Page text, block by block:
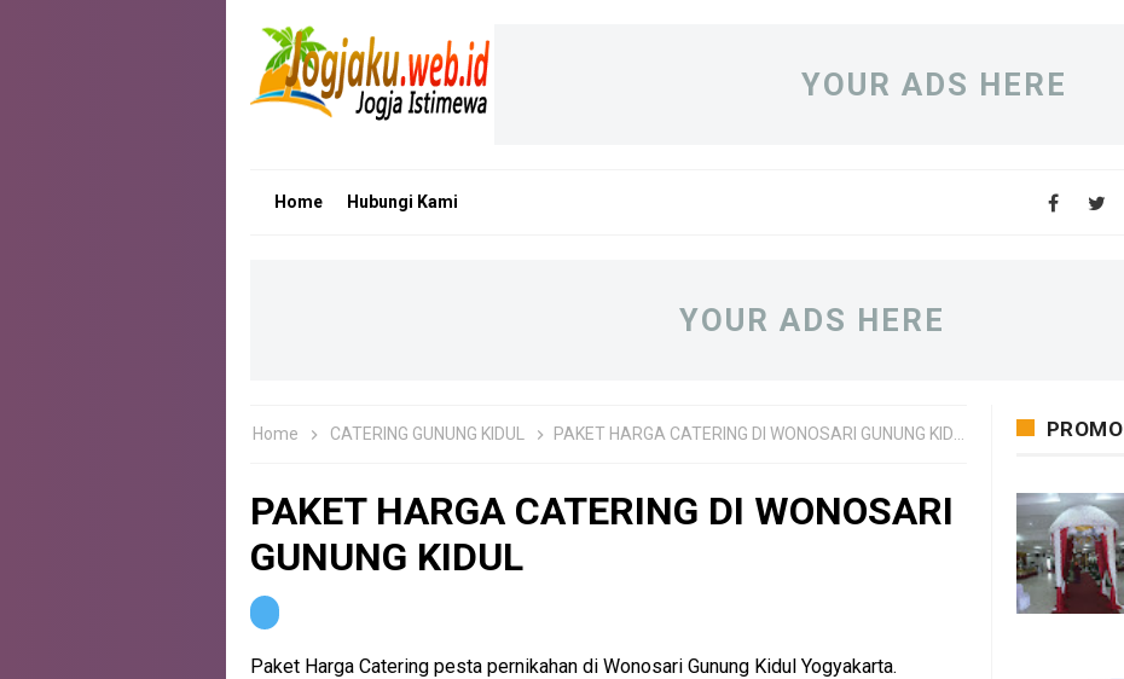
YOUR ADS HERE
Home Hubungi Kami
YOUR ADS HERE
Home CATERING GUNUNG KIDUL PAKET HARGA CATERING DI WONOSARI GUNUNG KIDUL
PAKET HARGA CATERING DI WONOSARI
GUNUNG KIDUL
Paket Harga Catering pesta pernikahan di Wonosari Gunung Kidul Yogyakarta.
PROMO